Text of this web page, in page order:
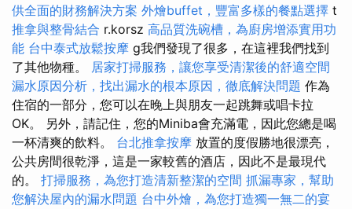
供全面的財務解決方案 外燴buffet，豐富多樣的餐點選擇 t
推拿與整骨結合 r.korsz 高品質洗碗槽，為廚房增添實用功
能 台中泰式放鬆按摩 g我們發現了很多，在這裡我們找到
了其他物種。 居家打掃服務，讓您享受清潔後的舒適空間
漏水原因分析，找出漏水的根本原因，徹底解決問題 作為
住宿的一部分，您可以在晚上與朋友一起跳舞或唱卡拉
OK。 另外，請記住，您的Miniba會充滿電，因此您總是喝
一杯清爽的飲料。 台北推拿按摩 放置的度假勝地很漂亮，
公共房間很乾淨，這是一家較舊的酒店，因此不是最現代
的。 打掃服務，為您打造清新整潔的空間 抓漏專家，幫助
您解決屋內的漏水問題 台中外燴，為您打造獨一無二的宴